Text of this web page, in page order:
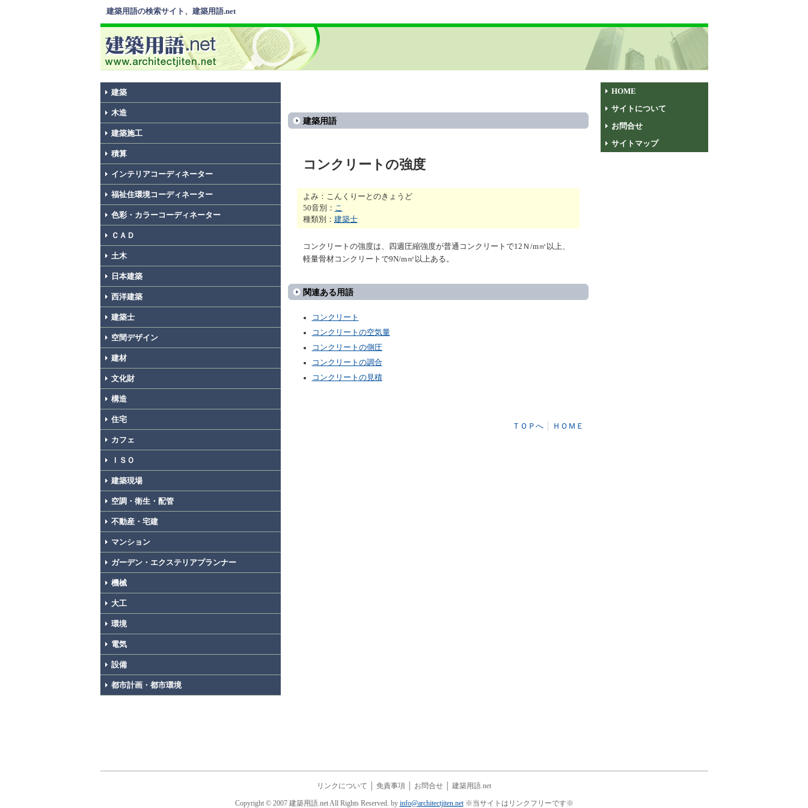
建築用語の検索サイト、建築用語.net
建築
木造
建築施工
積算
インテリアコーディネーター
福祉住環境コーディネーター
色彩・カラーコーディネーター
ＣＡＤ
土木
日本建築
西洋建築
建築士
空間デザイン
建材
文化財
構造
住宅
カフェ
ＩＳＯ
建築現場
空調・衛生・配管
不動産・宅建
マンション
ガーデン・エクステリアプランナー
機械
大工
環境
電気
設備
都市計画・都市環境
建築用語
コンクリートの強度
よみ：こんくりーとのきょうど
50音別： こ
種類別： 建築士
コンクリートの強度は、四週圧縮強度が普通コンクリートで12Ｎ/m㎡以上、
軽量骨材コンクリートで9N/m㎡以上ある。
関連ある用語
コンクリート
コンクリートの空気量
コンクリートの側圧
コンクリートの調合
コンクリートの見積
ＴＯＰへ│ ＨＯＭＥ
HOME
サイトについて
お問合せ
サイトマップ
リンクについて 免責事項 お問合せ 建築用語.net
Copyright © 2007 建築用語.net All Rights Reserved. by info@architectjiten.net※当サイトはリンクフリーです※